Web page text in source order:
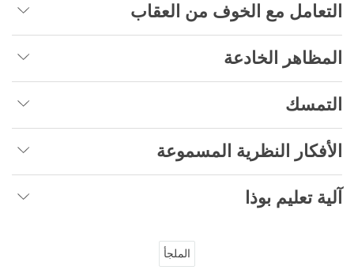
التعامل مع الخوف من العقاب
المظاهر الخادعة
التمسك
الأفكار النظرية المسموعة
آلية تعليم بوذا
الملجأ